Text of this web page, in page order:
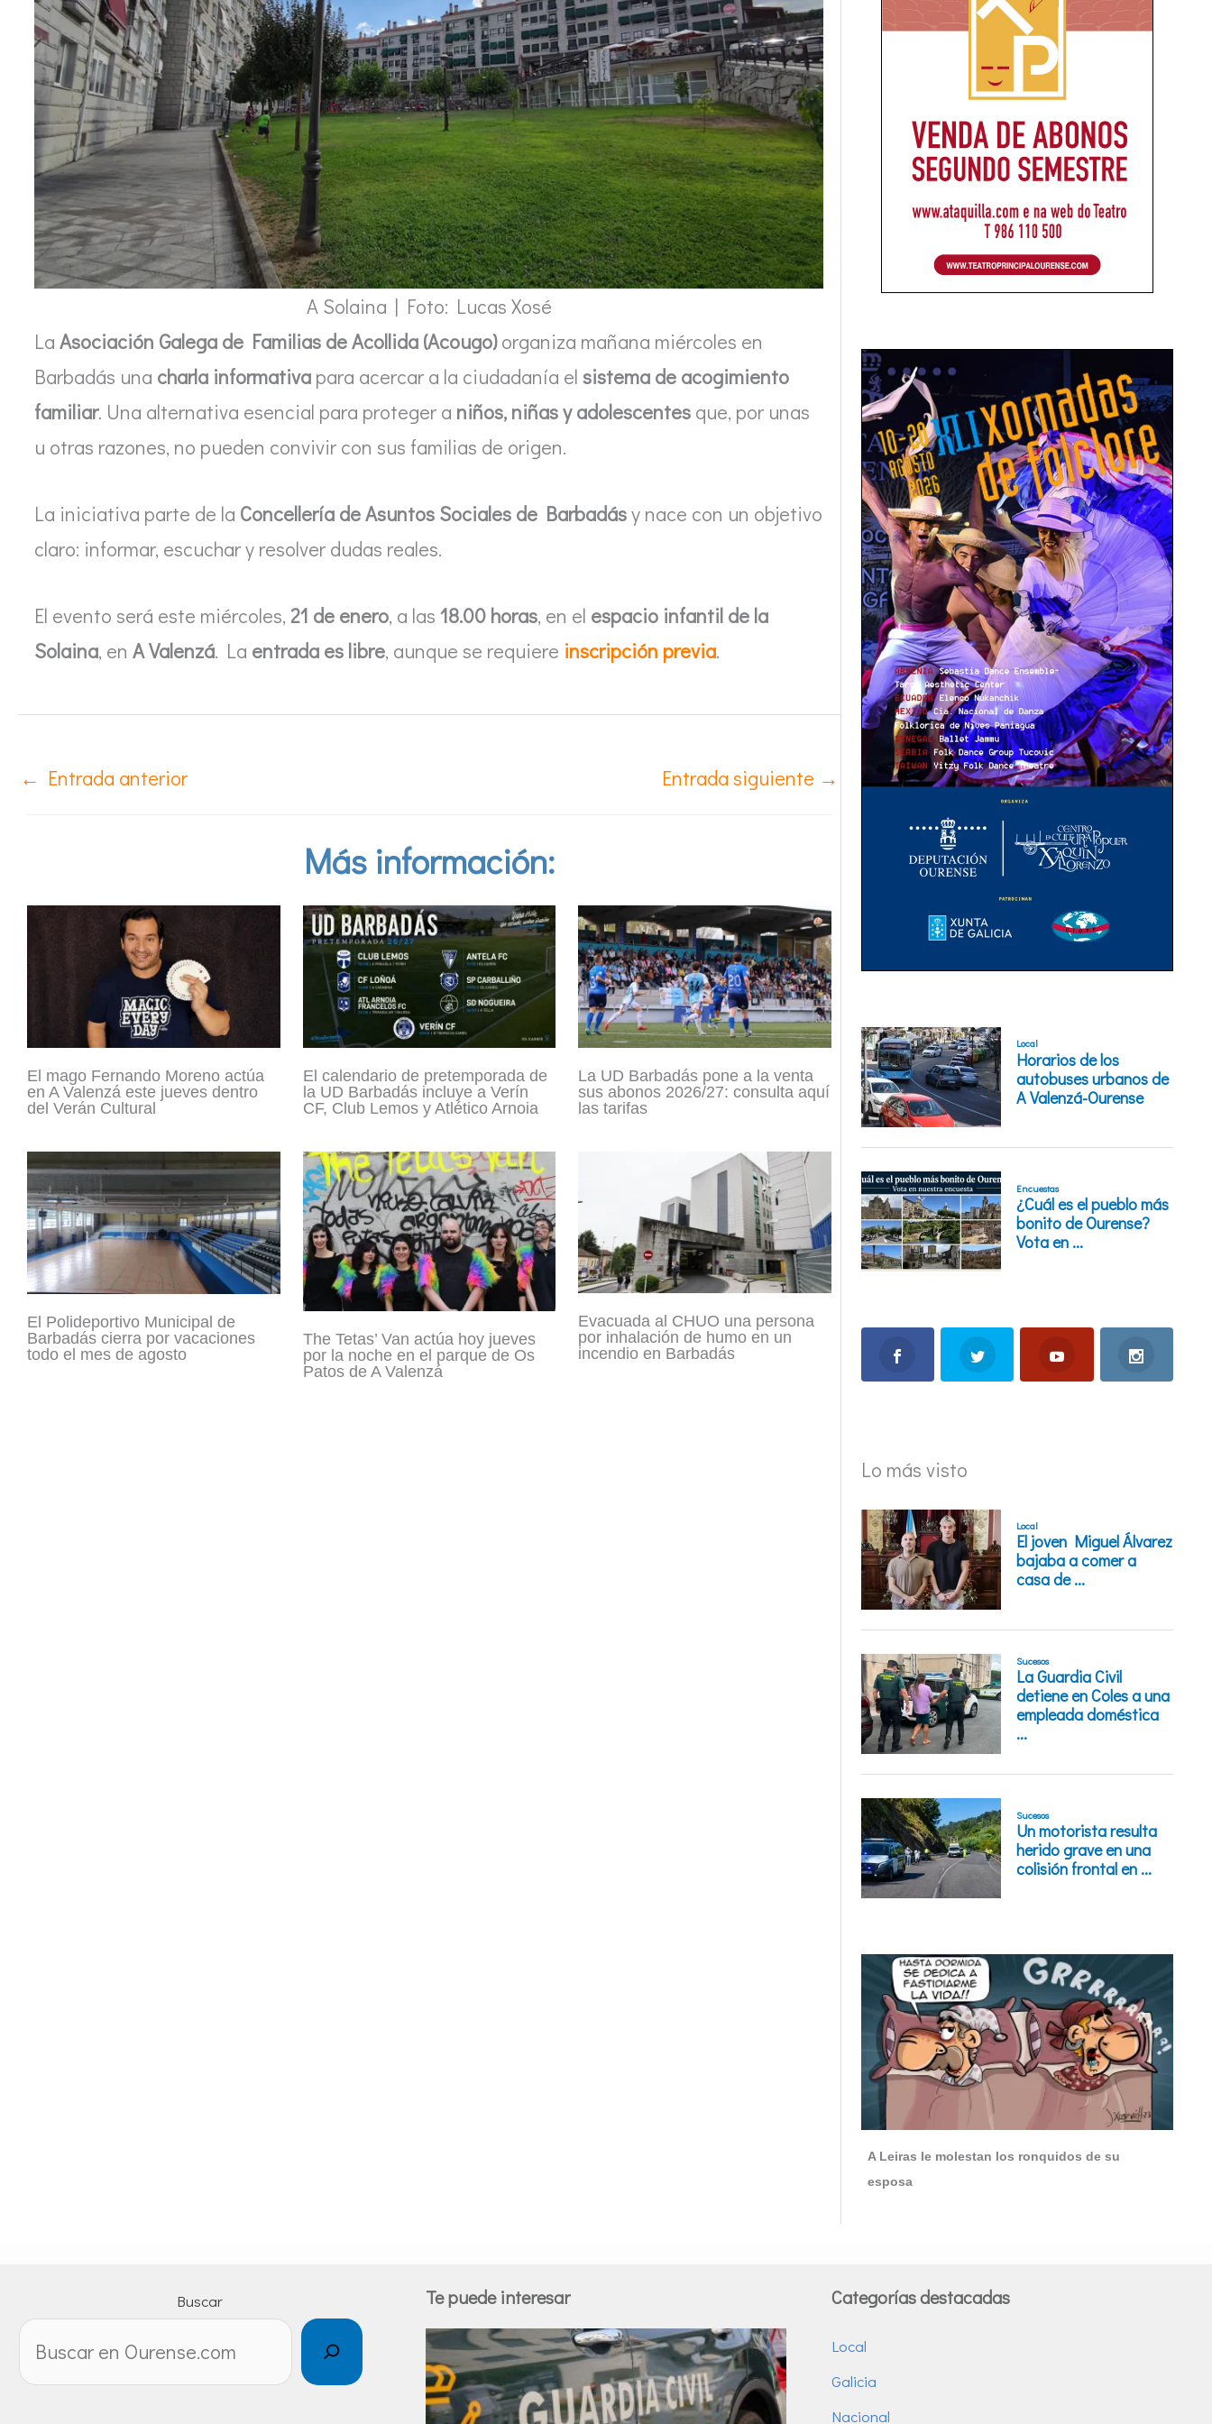
A Solaina | Foto: Lucas Xosé
La Asociación Galega de Familias de Acollida (Acougo)organiza mañana miércoles en
Barbadás una charla informativa para acercar a la ciudadanía el sistema de acogimiento
familiar. Una alternativa esencial para proteger a niños, niñas y adolescentes que, por unas
u otras razones, no pueden convivir con sus familias de origen.
La iniciativa parte de la Concellería de Asuntos Sociales de Barbadásy nace con un objetivo
claro: informar, escuchar y resolver dudas reales.
El evento será este miércoles, 21 de enero, a las 18.00 horas, en el espacio infantil de la
Solaina, en A Valenzá. La entrada es libre, aunque se requiere inscripción previa.
← Entrada anterior Entrada siguiente →
Más información:
El mago Fernando Moreno actúa
en A Valenzá este jueves dentro
del Verán Cultural
El calendario de pretemporada de
la UD Barbadás incluye a Verín
CF, Club Lemos y Atlético Arnoia
La UD Barbadás pone a la venta
sus abonos 2026/27: consulta aquí
las tarifas
El Polideportivo Municipal de
Barbadás cierra por vacaciones
todo el mes de agosto
The Tetas’ Van actúa hoy jueves
por la noche en el parque de Os
Patos de A Valenzá
Evacuada al CHUO una persona
por inhalación de humo en un
incendio en Barbadás
Lo más visto
A Leiras le molestan los ronquidos de su
esposa
Buscar Te puede interesar Categorías destacadas
Local
Galicia
Nacional